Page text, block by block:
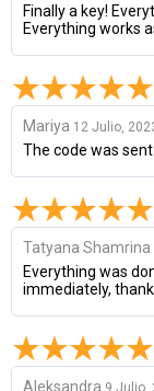
Finally a key!
Everything works
Mariya 12 Julio,
The code was
Tatyana Shamrina
Everything was
immediately,
Aleksandra 9 Julio,